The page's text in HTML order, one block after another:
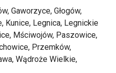
Gaworzyce, Głogów,
Kunice, Legnica, Legnickie
Mściwojów, Paszowice,
Przemków,
Wądroże Wielkie,